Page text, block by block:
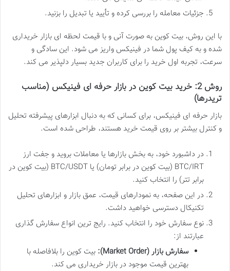
جزئیات معامله را بررسی کرده و تأیید یا تبدیل را بزنید.
با این روش، بیت کوین به صورت آنی و با قیمت لحظه ای بازار خریداری
شده و به کیف پول شما در فینیکس واریز می شود. این سادگی و
سرعت، تجربه اول خرید را برای کاربران جدید بسیار دلپذیر می کند.
روش 2: خرید بیت کوین در بازار حرفه ای فینیکس (مناسب
تریدرها)
بازار حرفه ای فینیکس، برای کسانی که به دنبال ابزارهای پیشرفته تحلیل
و کنترل بیشتر بر روی قیمت خرید هستند، طراحی شده است.
در داشبورد خود، به بخش بازارها یا معاملات بروید و جفت ارز
BTC/IRT (بیت کوین در برابر تومان) یا BTC/USDT (بیت کوین در
برابر تتر) را انتخاب کنید.
در این صفحه، به نمودارهای قیمت، عمق بازار و ابزارهای تحلیل
تکنیکال دسترسی خواهید داشت.
نوع سفارش خود را انتخاب کنید. رایج ترین انواع سفارش گذاری
عبارتند از:
سفارش بازار (Market Order):
بیت کوین را بلافاصله با
بهترین قیمت موجود در بازار خریداری می کند.